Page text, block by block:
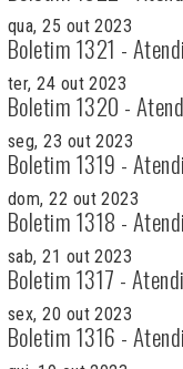
qua, 25 out 2023
Boletim 1321 -
ter, 24 out 2023
Boletim 1320 -
seg, 23 out 2023
Boletim 1319 -
dom, 22 out 2023
Boletim 1318 -
sab, 21 out 2023
Boletim 1317 -
sex, 20 out 2023
Boletim 1316 -